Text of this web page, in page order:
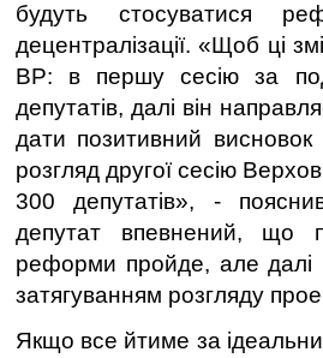
будуть стосуватися
децентралізації. «Щоб ці
ВР: в першу сесію за
депутатів, далі він
дати позитивний
розгляд другої сесію
300 депутатів», -
депутат впевнений, що
реформи пройде, але далі
затягуванням розгляду
Якщо все йтиме за